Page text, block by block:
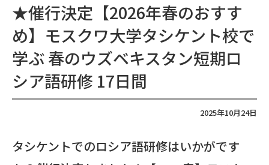
★催行決定【2026年春のおすす
め】モスクワ大学タシケント校で
学ぶ 春のウズベキスタン短期ロ
シア語研修 17日間
2025年10月24日
タシケントでのロシア語研修はいかがです